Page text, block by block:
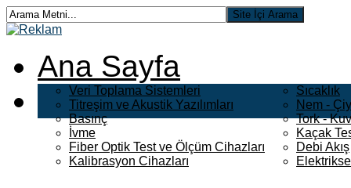
Ana Sayfa
Veri Toplama Sistemleri
Titreşim ve Akustik Yazılımları
Basınç
İvme
Fiber Optik Test ve Ölçüm Cihazları
Kalibrasyon Cihazları
Sıcaklık
Nem -
Tork -
Kaçak
Debi Akış